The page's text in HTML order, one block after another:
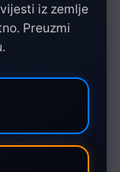
iz zemlje
Preuzmi